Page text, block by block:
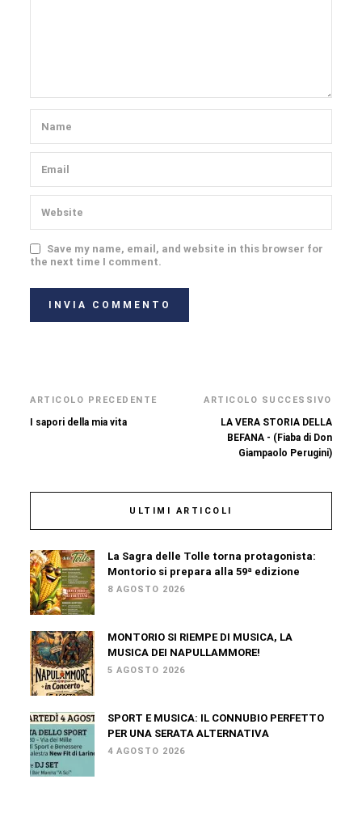
Save my name, email, and website in this browser for
the next time I comment.
ARTICOLO PRECEDENTE
I sapori della mia vita
ARTICOLO SUCCESSIVO
LA VERA STORIA DELLA
BEFANA - (Fiaba di Don
Giampaolo Perugini)
ULTIMI ARTICOLI
La Sagra delle Tolle torna protagonista:
Montorio si prepara alla 59ª edizione
8 AGOSTO 2026
MONTORIO SI RIEMPE DI MUSICA, LA
MUSICA DEI NAPULLAMMORE!
5 AGOSTO 2026
SPORT E MUSICA: IL CONNUBIO PERFETTO
PER UNA SERATA ALTERNATIVA
4 AGOSTO 2026